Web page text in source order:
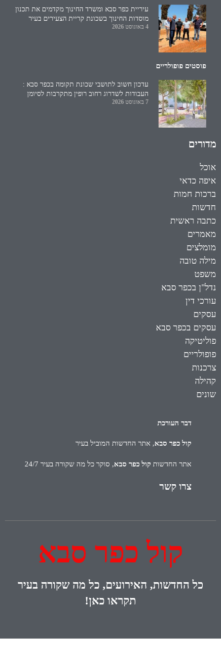
עיריית כפר סבא ומשרד החינוך מקדמים את תכנון
מוסדות החינוך בשכונת קריית הצעירים בעיר
4 באוגוסט 2026
פוסטים פופולריים
עדכון חשוב לתושבי שכונת תקומה בכפר סבא :
העבודות לשדרוג רחוב רופין מתקרבות לסיומן
7 באוגוסט 2026
מדורים
אוכל
איפה כדאי
ברכות חמות
חדשות
כתבה ראשית
מאמרים
מומלצים
מילה טובה
משפט
נדל"ן בכפר סבא
עורכי דין
עסקים
עסקים בכפר סבא
פוליטיקה
פופולריים
צרכנות
קהילה
שונים
דבר העורכת
קול כפר סבא, אתר החדשות המוביל בעיר
אתר החדשות קול כפר סבא, סוקר כל מה שקורה בעיר 24/7
צרו קשר
קול כפר סבא
כל החדשות, האירועים, כל מה שקורה בעיר
תקראו כאן!